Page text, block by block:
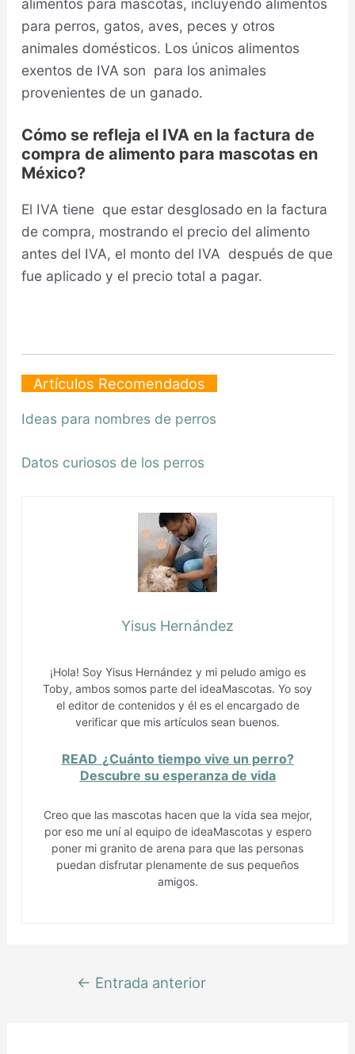
para perros, gatos, aves, peces y otros
animales domésticos. Los únicos alimentos
exentos de IVA son para los animales
provenientes de un ganado.
Cómo se refleja el IVA en la factura de
compra de alimento para mascotas en
México?
El IVA tiene que estar desglosado en la factura
de compra, mostrando el precio del alimento
antes del IVA, el monto del IVA después de que
fue aplicado y el precio total a pagar.
Artículos Recomendados
Ideas para nombres de perros
Datos curiosos de los perros
Yisus Hernández
¡Hola! Soy Yisus Hernández y mi peludo amigo es
Toby, ambos somos parte del ideaMascotas. Yo soy
el editor de contenidos y él es el encargado de
verificar que mis artículos sean buenos.
READ ¿Cuánto tiempo vive un perro?
Descubre su esperanza de vida
Creo que las mascotas hacen que la vida sea mejor,
por eso me uní al equipo de ideaMascotas y espero
poner mi granito de arena para que las personas
puedan disfrutar plenamente de sus pequeños
amigos.
← Entrada anterior